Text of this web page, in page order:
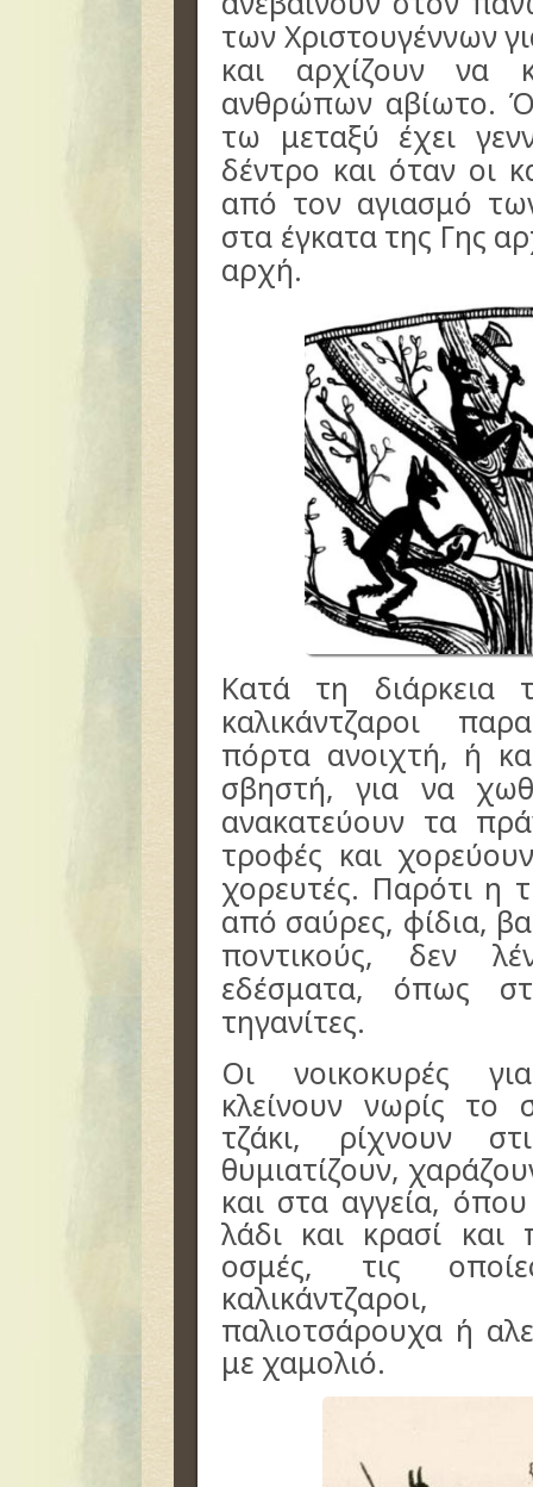
των Χριστουγέννων
και αρχίζουν να
ανθρώπων αβίωτο.
τω μεταξύ έχει
δέντρο και όταν οι
από τον αγιασμό
στα έγκατα της Γης
αρχή.
Κατά τη διάρκεια
καλικάντζαροι
πόρτα ανοιχτή, ή
σβηστή, για να
ανακατεύουν τα
τροφές και
χορευτές. Παρότι η
από σαύρες, φίδια,
ποντικούς, δεν
εδέσματα, όπως
τηγανίτες.
Οι νοικοκυρές
κλείνουν νωρίς το
τζάκι, ρίχνουν
θυμιατίζουν,
και στα αγγεία,
λάδι και κρασί και
οσμές, τις
παλιοτσάρουχα ή
με χαμολιό.